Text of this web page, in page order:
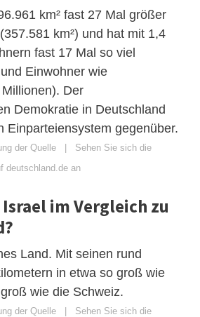
km² fast 27 Mal größer
km²) und hat mit 1,4
fast 17 Mal so viel
Einwohner wie
Der
Demokratie in Deutschland
Einparteiensystem gegenüber.
der Quelle | Sehen Sie sich die
deutschland.de an
im Vergleich zu
Land. Mit seinen rund
in etwa so groß wie
wie die Schweiz.
der Quelle | Sehen Sie sich die